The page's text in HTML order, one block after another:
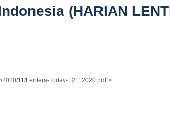
(HARIAN
11/Lentera-Today-12112020.pdf">